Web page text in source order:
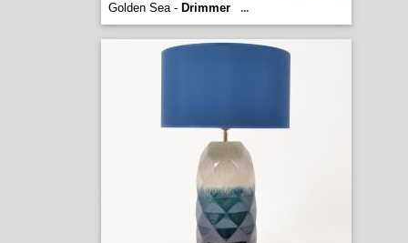
Golden Sea - Drimmer ...